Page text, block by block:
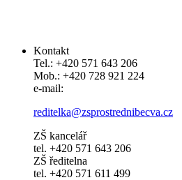
Kontakt
Tel.: +420 571 643 206
Mob.: +420 728 921 224
e-mail:
reditelka@zsprostrednibecva.cz
ZŠ kancelář
tel. +420 571 643 206
ZŠ ředitelna
tel. +420 571 611 499